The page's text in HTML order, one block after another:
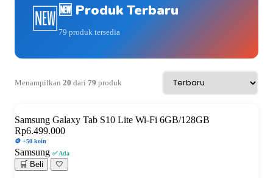
🆕 🆕 Produk Terbaru
79 produk tersedia
Menampilkan 20 dari 79 produk
Samsung Galaxy Tab S10 Lite Wi-Fi 6GB/128GB
Rp6.499.000
🪙 +50 koin
Samsung ✅ Ada
🛒 Beli 🤍